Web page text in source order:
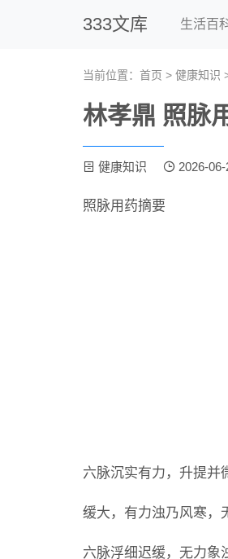
333文库 生活百
当前位置： 首页 > 健康知识
林孝鼎 照脉
健康知识 2026-06-
照脉用药摘要
六脉沉实有力，升提并
缓大，有力浊乃风寒，
六脉浮细迟缓，无力象